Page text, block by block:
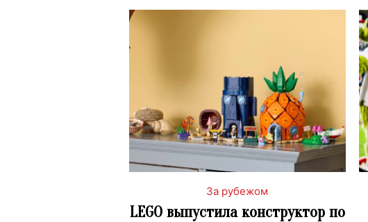
За рубежом
LEGO выпустила конструктор по